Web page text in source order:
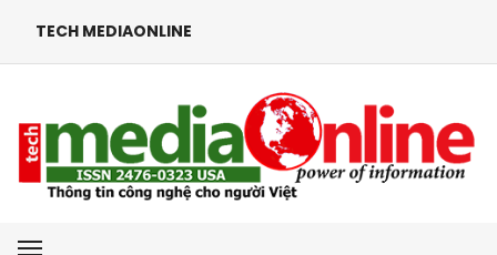
TECH MEDIAONLINE
Mở menu